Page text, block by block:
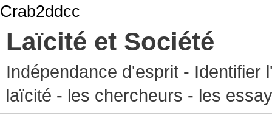
Crab2ddcc
Laïcité et Société
Indépendance d'esprit - Identifier
laïcité - les chercheurs - les